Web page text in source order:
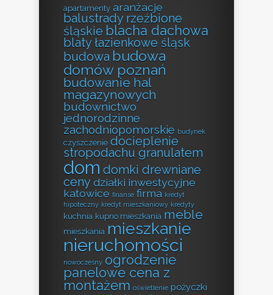
apartamenty aranżacje
balustrady rzeźbione
śląskie blacha dachowa
blaty łazienkowe śląsk
budowa budowa
domów poznań
budowanie hal
magazynowych
budownictwo
jednorodzinne
zachodniopomorskie budynek
czyszczenie docieplenie
stropodachu granulatem
dom domki drewniane
cenydziałki inwestycyjne
katowice finanse firma kredyt
hipoteczny kredyt mieszkaniowy kredyty
kuchnia kupno mieszkania meble
mieszkania mieszkanie
nieruchomości
nowoczesny ogrodzenie
panelowe cena z
montażem oświetlenie pożyczki